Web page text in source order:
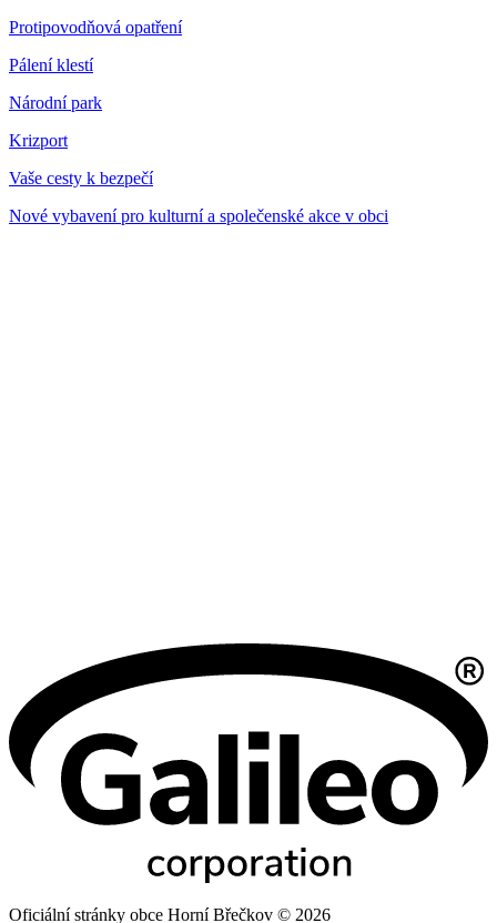
Protipovodňová opatření
Pálení klestí
Národní park
Krizport
Vaše cesty k bezpečí
Nové vybavení pro kulturní a společenské akce v obci
Oficiální stránky obce Horní Břečkov © 2026